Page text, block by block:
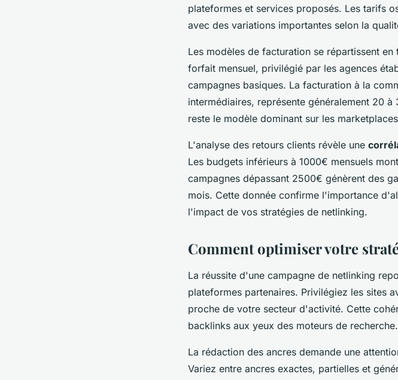
plateformes et services proposés. Les tarifs
avec des variations importantes selon la
Les modèles de facturation se répartissent
forfait mensuel, privilégié par les agences
campagnes basiques. La facturation à la
intermédiaires, représente généralement 20
reste le modèle dominant sur les
L'analyse des retours clients révèle une
Les budgets inférieurs à 1000€ mensuels
campagnes dépassant 2500€ génèrent des
mois. Cette donnée confirme l'importance
l'impact de vos stratégies de netlinking.
Comment optimiser votre
La réussite d'une campagne de netlinking
plateformes partenaires. Privilégiez les sites
proche de votre secteur d'activité. Cette
backlinks aux yeux des moteurs de recherche.
La rédaction des ancres demande une
Variez entre ancres exactes, partielles et